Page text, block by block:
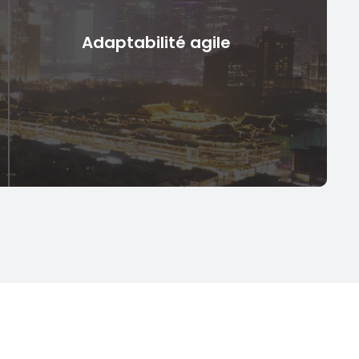
Assurer une représentation et des messages
uniformes de la marque sur plusieurs plateformes
en ligne, en maintenant la cohérence et en
Adaptabilité agile